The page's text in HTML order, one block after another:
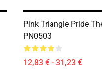
Pink Triangle Pride
PN0503
12,83 € - 31,23 €